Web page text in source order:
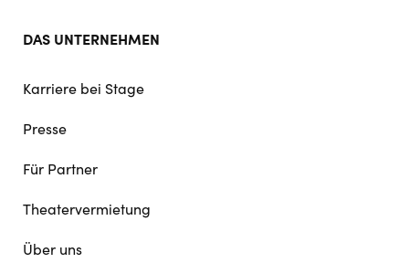
DAS UNTERNEHMEN
Karriere bei Stage
Presse
Für Partner
Theatervermietung
Über uns